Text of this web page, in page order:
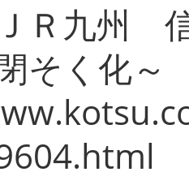
Ｒ九州 信
そく化～